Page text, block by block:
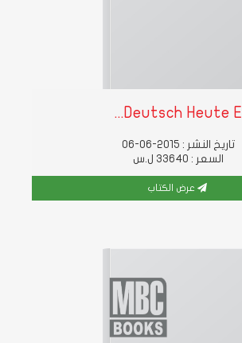
Deutsch Heute E...
تاريخ النشر : 2015-06-06
السعر : 33640 ل.س
عرض الكتاب